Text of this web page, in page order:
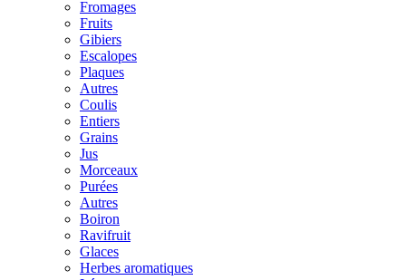
Fromages
Fruits
Gibiers
Escalopes
Plaques
Autres
Coulis
Entiers
Grains
Jus
Morceaux
Purées
Autres
Boiron
Ravifruit
Glaces
Herbes aromatiques